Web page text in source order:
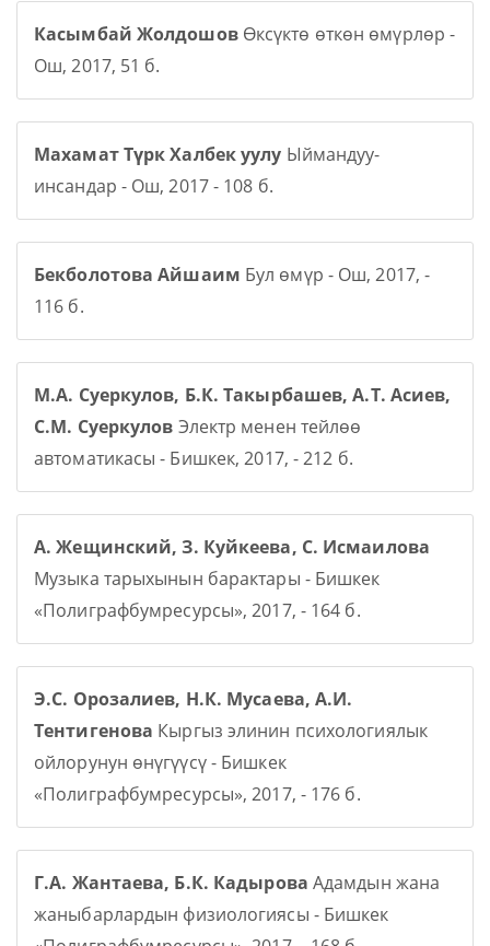
Касымбай Жолдошов Өксүктө өткөн өмүрлөр -
Ош, 2017, 51 б.
Махамат Түрк Халбек уулу Ыймандуу-
инсандар - Ош, 2017 - 108 б.
Бекболотова Айшаим Бул өмүр - Ош, 2017, -
116 б.
М.А. Суеркулов, Б.К. Такырбашев, А.Т. Асиев,
С.М. Суеркулов Электр менен тейлөө
автоматикасы - Бишкек, 2017, - 212 б.
А. Жещинский, З. Куйкеева, С. Исмаилова
Музыка тарыхынын барактары - Бишкек
«Полиграфбумресурсы», 2017, - 164 б.
Э.С. Орозалиев, Н.К. Мусаева, А.И.
Тентигенова Кыргыз элинин психологиялык
ойлорунун өнүгүүсү - Бишкек
«Полиграфбумресурсы», 2017, - 176 б.
Г.А. Жантаева, Б.К. Кадырова Адамдын жана
жаныбарлардын физиологиясы - Бишкек